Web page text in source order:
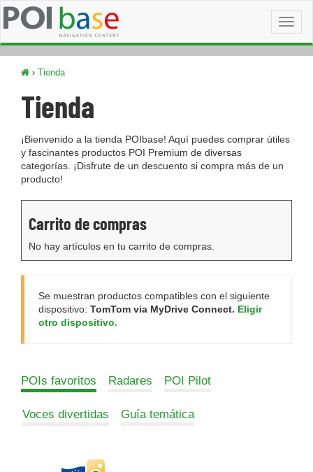
› Tienda
Tienda
¡Bienvenido a la tienda POIbase! Aquí puedes comprar útiles
y fascinantes productos POI Premium de diversas
categorías. ¡Disfrute de un descuento si compra más de un
producto!
Carrito de compras
No hay artículos en tu carrito de compras.
Se muestran productos compatibles con el siguiente
dispositivo: TomTom via MyDrive Connect. Eligir
otro dispositivo.
POIs favoritos Radares POI Pilot
Voces divertidas Guía temática